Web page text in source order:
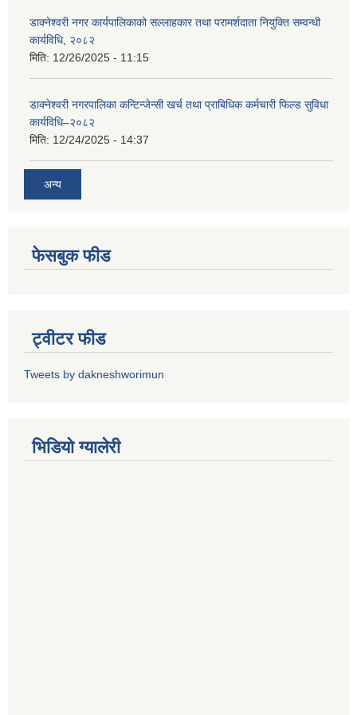
डाक्नेश्वरी नगर कार्यपालिकाको सल्लाहकार तथा परामर्शदाता नियुक्ति सम्वन्धी
कार्यविधि, २०८२
मिति: 12/26/2025 - 11:15
डाक्नेश्वरी नगरपालिका कन्टिन्जेन्सी खर्च तथा प्राबिधिक कर्मचारी फिल्ड सुविधा
कार्यविधि–२०८२
मिति: 12/24/2025 - 14:37
अन्य
फेसबुक फीड
ट्वीटर फीड
Tweets by dakneshworimun
भिडियाे ग्यालेरी